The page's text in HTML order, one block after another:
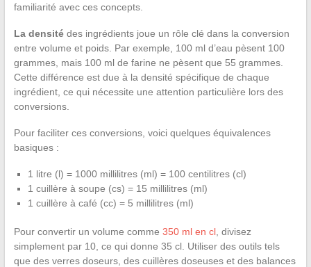
familiarité avec ces concepts.
La densitédes ingrédients joue un rôle clé dans la conversion
entre volume et poids. Par exemple, 100 ml d’eau pèsent 100
grammes, mais 100 ml de farine ne pèsent que 55 grammes.
Cette différence est due à la densité spécifique de chaque
ingrédient, ce qui nécessite une attention particulière lors des
conversions.
Pour faciliter ces conversions, voici quelques équivalences
basiques :
1 litre (l) = 1000 millilitres (ml) = 100 centilitres (cl)
1 cuillère à soupe (cs) = 15 millilitres (ml)
1 cuillère à café (cc) = 5 millilitres (ml)
Pour convertir un volume comme 350 ml en cl, divisez
simplement par 10, ce qui donne 35 cl. Utiliser des outils tels
que des verres doseurs, des cuillères doseuses et des balances